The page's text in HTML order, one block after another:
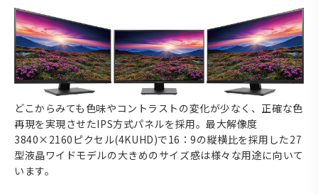
どこからみても色味やコントラストの変化が少なく、正確な色
再現を実現させたIPS方式パネルを採用。最大解像度
3840×2160ピクセル(4KUHD)で16：9の縦横比を採用した27
型液晶ワイドモデルの大きめのサイズ感は様々な用途に向いて
います。